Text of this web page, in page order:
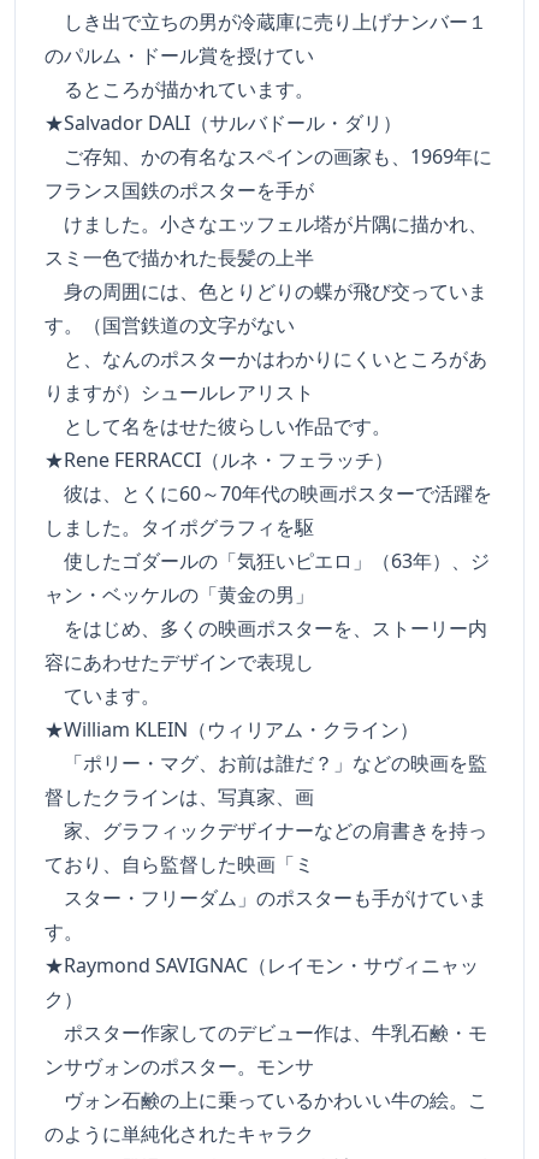
しき出で立ちの男が冷蔵庫に売り上げナンバー１
のパルム・ドール賞を授けてい
るところが描かれています。
★Salvador DALI（サルバドール・ダリ）
ご存知、かの有名なスペインの画家も、1969年に
フランス国鉄のポスターを手が
けました。小さなエッフェル塔が片隅に描かれ、
スミ一色で描かれた長髪の上半
身の周囲には、色とりどりの蝶が飛び交っていま
す。（国営鉄道の文字がない
と、なんのポスターかはわかりにくいところがあ
りますが）シュールレアリスト
として名をはせた彼らしい作品です。
★Rene FERRACCI（ルネ・フェラッチ）
彼は、とくに60～70年代の映画ポスターで活躍を
しました。タイポグラフィを駆
使したゴダールの「気狂いピエロ」（63年）、ジ
ャン・ベッケルの「黄金の男」
をはじめ、多くの映画ポスターを、ストーリー内
容にあわせたデザインで表現し
ています。
★William KLEIN（ウィリアム・クライン）
「ポリー・マグ、お前は誰だ？」などの映画を監
督したクラインは、写真家、画
家、グラフィックデザイナーなどの肩書きを持っ
ており、自ら監督した映画「ミ
スター・フリーダム」のポスターも手がけていま
す。
★Raymond SAVIGNAC（レイモン・サヴィニャッ
ク）
ポスター作家してのデビュー作は、牛乳石鹸・モ
ンサヴォンのポスター。モンサ
ヴォン石鹸の上に乗っているかわいい牛の絵。こ
のように単純化されたキャラク